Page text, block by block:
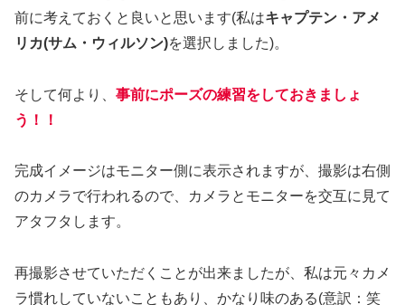
前に考えておくと良いと思います(私はキャプテン・アメ
リカ(サム・ウィルソン)を選択しました)。
そして何より、 事前にポーズの練習をしておきましょ
う！！
完成イメージはモニター側に表示されますが、撮影は右側
のカメラで行われるので、カメラとモニターを交互に見て
アタフタします。
再撮影させていただくことが出来ましたが、私は元々カメ
ラ慣れしていないこともあり、かなり味のある(意訳：笑